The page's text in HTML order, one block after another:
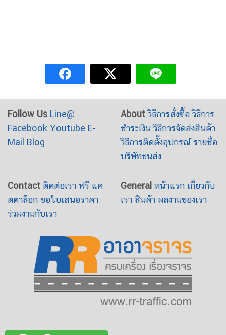
Follow Us Line@
Facebook Youtube E-
Mail Blog
About วิธีการสั่งซื้อ วิธีการ
ชำระเงิน วิธีการจัดส่งสินค้า
วิธีการติดตั้งอุปกรณ์ รายชื่อ
บริษัทขนส่ง
Contact ติดต่อเรา ฟรี แค
ตตาล็อก ขอใบเสนอราคา
ร่วมงานกับเรา
General หน้าแรก เกี่ยวกับ
เรา สินค้า ผลงานของเรา